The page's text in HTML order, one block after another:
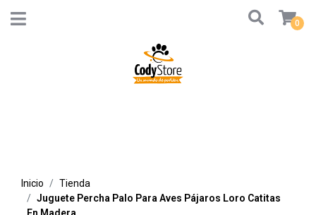
0
Inicio
Tienda
Juguete Percha Palo Para Aves Pájaros Loro Catitas